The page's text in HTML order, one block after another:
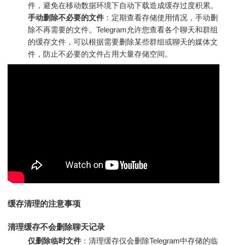
件，避免在移动数据环境下自动下载造成缓存过度积累。
手动删除不必要的文件 ：定期查看存储使用情况，手动删
除不再需要的文件。Telegram允许您查看各个聊天和群组
的缓存文件，可以根据需要删除某些群组或聊天的媒体文
件，防止不必要的文件占用大量存储空间。
缓存清理的注意事项
清理缓存不会删除聊天记录
仅删除临时文件 ：清理缓存仅会删除Telegram中存储的临